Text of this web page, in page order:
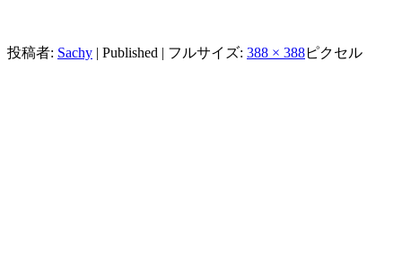
投稿者: Sachy | Published | フルサイズ: 388 × 388ピクセル